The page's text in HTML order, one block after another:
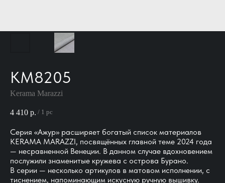
KM8205
Kerama Marazzi
4 410 р. / 1 pc
Серия «Ажур» расширяет богатый список материалов
KERAMA MARAZZI, посвящённых главной теме 2024 года
— несравненной Венеции. В данном случае вдохновением
послужили знаменитые кружева с острова Бурано.
В серии — несколько артикулов в матовом исполнении, с
тиснением, напоминающим искусную ручную вышивку.